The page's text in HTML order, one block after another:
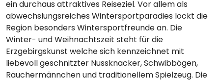
ein durchaus attraktives Reiseziel. Vor allem als
abwechslungsreiches Wintersportparadies lockt die
Region besonders Wintersportfreunde an. Die
Winter- und Weihnachtszeit steht für die
Erzgebirgskunst welche sich kennzeichnet mit
liebevoll geschnitzter Nussknacker, Schwibbögen,
Räuchermännchen und traditionellem Spielzeug. Die